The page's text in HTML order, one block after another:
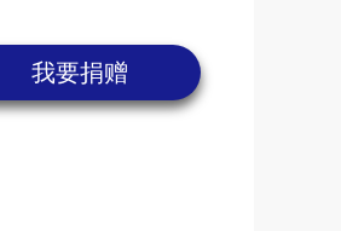
我要捐赠